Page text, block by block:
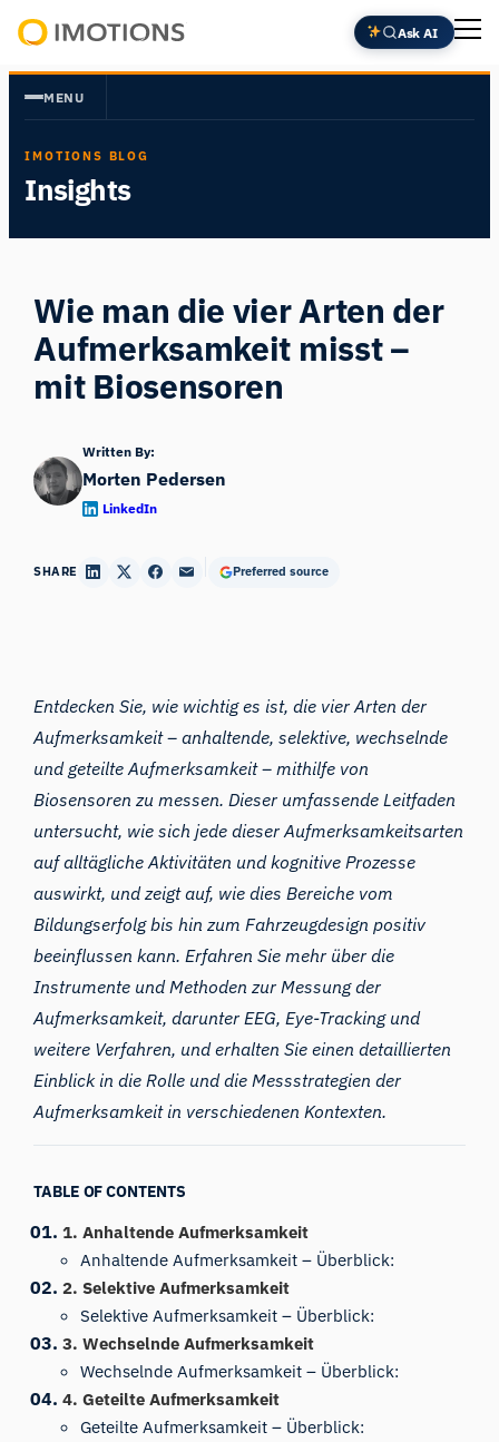
Zum
Inhalt
springen
Insight
Ask AI
MENU
IMOTIONS BLOG
Insights
Wie man die vier Arten der
Aufmerksamkeit misst –
mit Biosensoren
Written By:
Morten Pedersen
LinkedIn
SHARE Preferred source
Entdecken Sie, wie wichtig es ist, die vier Arten der
Aufmerksamkeit – anhaltende, selektive, wechselnde
und geteilte Aufmerksamkeit – mithilfe von
Biosensoren zu messen. Dieser umfassende Leitfaden
untersucht, wie sich jede dieser Aufmerksamkeitsarten
auf alltägliche Aktivitäten und kognitive Prozesse
auswirkt, und zeigt auf, wie dies Bereiche vom
Bildungserfolg bis hin zum Fahrzeugdesign positiv
beeinflussen kann. Erfahren Sie mehr über die
Instrumente und Methoden zur Messung der
Aufmerksamkeit, darunter EEG, Eye-Tracking und
weitere Verfahren, und erhalten Sie einen detaillierten
Einblick in die Rolle und die Messstrategien der
Aufmerksamkeit in verschiedenen Kontexten.
TABLE OF CONTENTS
1. Anhaltende Aufmerksamkeit
Anhaltende Aufmerksamkeit – Überblick:
2. Selektive Aufmerksamkeit
Selektive Aufmerksamkeit – Überblick:
3. Wechselnde Aufmerksamkeit
Wechselnde Aufmerksamkeit – Überblick:
4. Geteilte Aufmerksamkeit
Geteilte Aufmerksamkeit – Überblick: